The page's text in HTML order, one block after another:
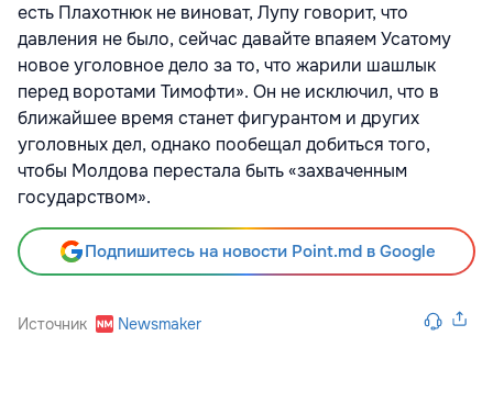
есть Плахотнюк не виноват, Лупу говорит, что
давления не было, сейчас давайте впаяем Усатому
новое уголовное дело за то, что жарили шашлык
перед воротами Тимофти». Он не исключил, что в
ближайшее время станет фигурантом и других
уголовных дел, однако пообещал добиться того,
чтобы Молдова перестала быть «захваченным
государством».
Подпишитесь на новости Point.md в Google
Источник Newsmaker